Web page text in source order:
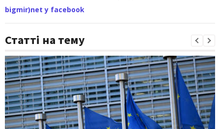
bigmir)net у facebook
Статті на тему